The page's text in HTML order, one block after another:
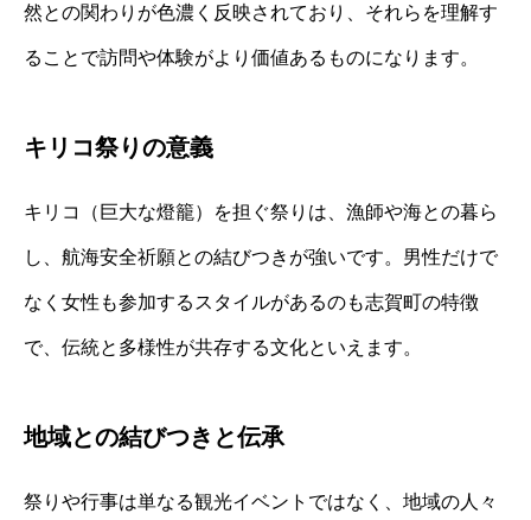
然との関わりが色濃く反映されており、それらを理解す
ることで訪問や体験がより価値あるものになります。
キリコ祭りの意義
キリコ（巨大な燈籠）を担ぐ祭りは、漁師や海との暮ら
し、航海安全祈願との結びつきが強いです。男性だけで
なく女性も参加するスタイルがあるのも志賀町の特徴
で、伝統と多様性が共存する文化といえます。
地域との結びつきと伝承
祭りや行事は単なる観光イベントではなく、地域の人々